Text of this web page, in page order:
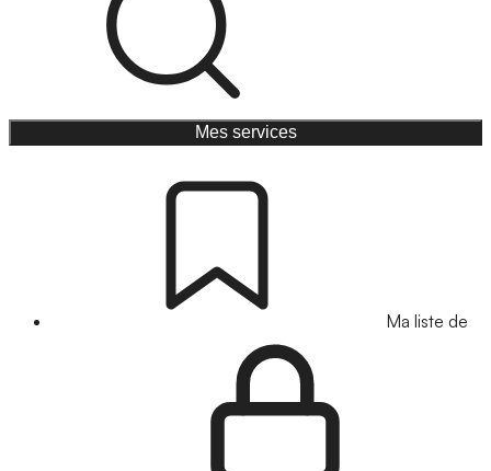
Mes services
Ma liste de